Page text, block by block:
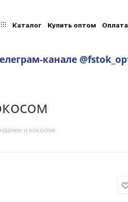
Каталог Купить оптом Оплата
канале
и кокосом